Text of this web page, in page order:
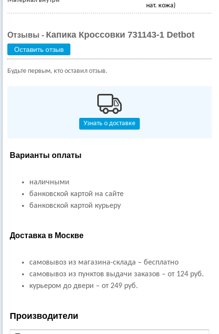
нат. кожа)
Отзывы - Капика Кроссовки 731143-1 Detbot
Оставить отзыв
Будьте первым, кто оставил отзыв.
Узнать о доставке
Варианты оплаты
наличными
банковской картой на сайте
банковской картой курьеру
Доставка в Москве
самовывоз из магазина-склада – бесплатно
самовывоз из пунктов выдачи заказов – от 124 руб.
курьером до двери – от 249 руб.
Производители